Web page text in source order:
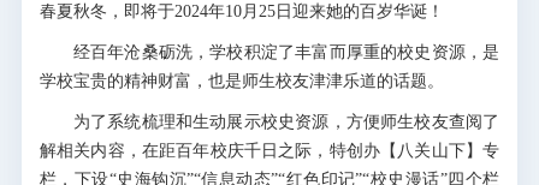
春夏秋冬，即将于2024年10月25日迎来她的百岁华诞！
经百年沧桑砺洗，学校积淀了丰富而厚重的校史资源，是
学校宝贵的精神财富，也是师生校友津津乐道的话题。
为了系统梳理和生动展示校史资源，方便师生校友查阅了
解相关内容，在距百年校庆千日之际，特创办【八关山下】专
栏，下设“史海钩沉”“信息动态”“红色印记”“校史漫话”四个栏